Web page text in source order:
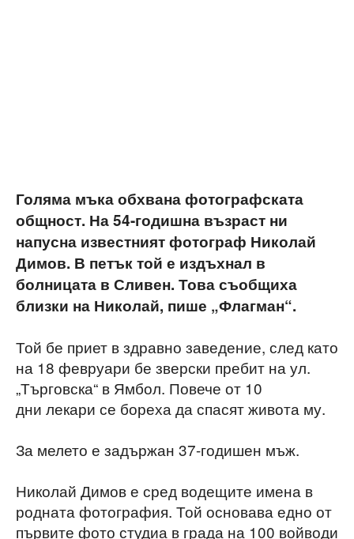
Голяма мъка обхвана фотографската
общност. На 54-годишна възраст ни
напусна известният фотограф Николай
Димов. В петък той е издъхнал в
болницата в Сливен. Това съобщиха
близки на Николай, пише „Флагман“.
Той бе приет в здравно заведение, след като
на 18 февруари бе зверски пребит на ул.
„Търговска“ в Ямбол. Повече от 10
дни лекари се бореха да спасят живота му.
За мелето е задържан 37-годишен мъж.
Николай Димов е сред водещите имена в
родната фотография. Той основава едно от
първите фото студиа в града на 100 войводи